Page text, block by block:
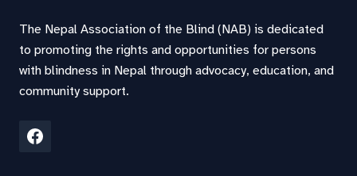
The Nepal Association of the Blind (NAB) is dedicated
to promoting the rights and opportunities for persons
with blindness in Nepal through advocacy, education, and
community support.